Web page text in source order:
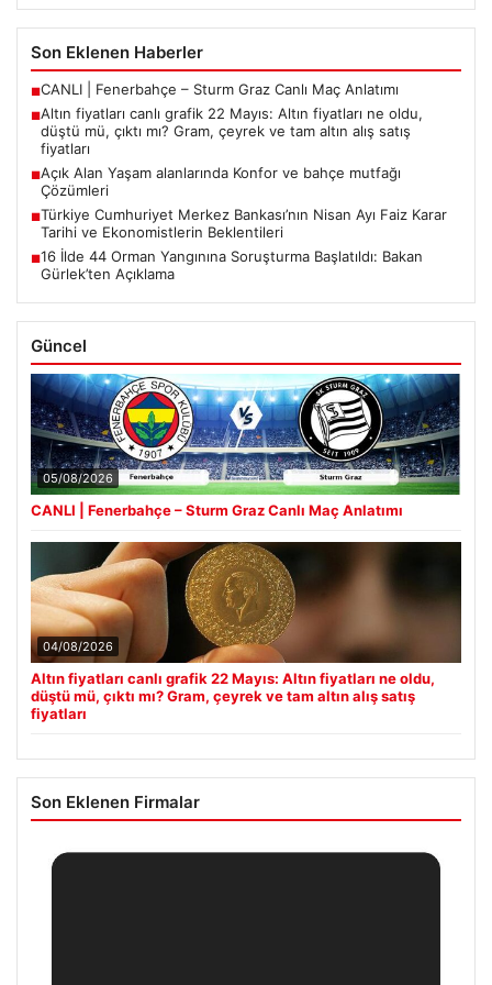
Son Eklenen Haberler
■CANLI | Fenerbahçe – Sturm Graz Canlı Maç Anlatımı
■Altın fiyatları canlı grafik 22 Mayıs: Altın fiyatları ne oldu,
düştü mü, çıktı mı? Gram, çeyrek ve tam altın alış satış
fiyatları
■Açık Alan Yaşam alanlarında Konfor ve bahçe mutfağı
Çözümleri
■Türkiye Cumhuriyet Merkez Bankası’nın Nisan Ayı Faiz Karar
Tarihi ve Ekonomistlerin Beklentileri
■16 İlde 44 Orman Yangınına Soruşturma Başlatıldı: Bakan
Gürlek’ten Açıklama
Güncel
05/08/2026
CANLI | Fenerbahçe – Sturm Graz Canlı Maç Anlatımı
04/08/2026
Altın fiyatları canlı grafik 22 Mayıs: Altın fiyatları ne oldu,
düştü mü, çıktı mı? Gram, çeyrek ve tam altın alış satış
fiyatları
Son Eklenen Firmalar